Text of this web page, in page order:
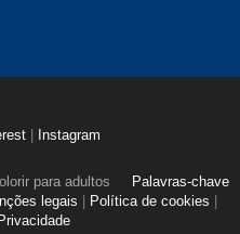
Instagram
para adultos
Palavras-chave
legais Política de cookies